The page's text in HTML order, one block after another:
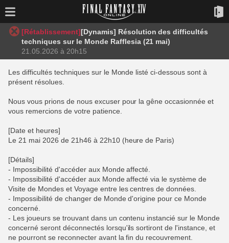
[Rétablissement][Dynamis] Résolution des difficultés
techniques sur le Monde Rafflesia (21 mai)
21.05.2026 à 20h15
Les difficultés techniques sur le Monde listé ci-dessous sont à
présent résolues.
Nous vous prions de nous excuser pour la gêne occasionnée et
vous remercions de votre patience.
[Date et heures]
Le 21 mai 2026 de 21h46 à 22h10 (heure de Paris)
[Détails]
- Impossibilité d'accéder aux Monde affecté.
- Impossibilité d'accéder aux Monde affecté via le système de
Visite de Mondes et Voyage entre les centres de données.
- Impossibilité de changer de Monde d'origine pour ce Monde
concerné.
- Les joueurs se trouvant dans un contenu instancié sur le Monde
concerné seront déconnectés lorsqu'ils sortiront de l'instance, et
ne pourront se reconnecter avant la fin du recouvrement.